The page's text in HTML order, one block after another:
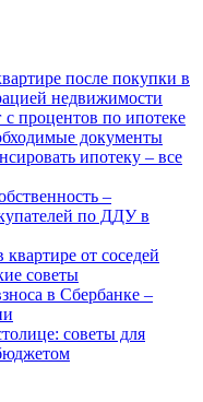
после покупки в
недвижимости
процентов по ипотеке
документы
ипотеку – все
–
по ДДУ в
от соседей
советы
в Сбербанке –
советы для